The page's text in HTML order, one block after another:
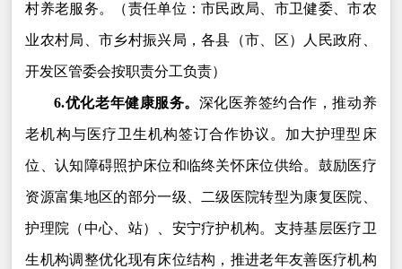
村养老服务。（责任单位：市民政局、市卫健委、市农
业农村局、市乡村振兴局，各县（市、区）人民政府、
开发区管委会按职责分工负责）
6.优化老年健康服务。 深化医养签约合作，推动养
老机构与医疗卫生机构签订合作协议。加大护理型床
位、认知障碍照护床位和临终关怀床位供给。鼓励医疗
资源富集地区的部分一级、二级医院转型为康复医院、
护理院（中心、站）、安宁疗护机构。支持基层医疗卫
生机构调整优化现有床位结构，推进老年友善医疗机构